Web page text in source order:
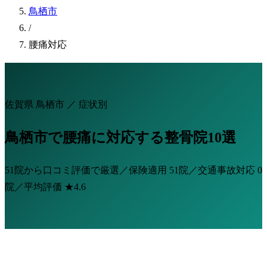
鳥栖市
/
腰痛対応
佐賀県 鳥栖市 ／ 症状別
鳥栖市で腰痛に対応する整骨院10選
51院から口コミ評価で厳選／保険適用 51院 ／交通事故対応 0
院 ／平均評価 ★4.6